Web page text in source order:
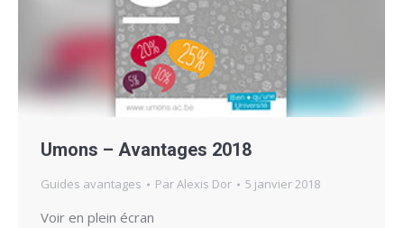
Umons – Avantages 2018
Guides avantages ParAlexis Dor 5 janvier 2018
Voir en plein écran